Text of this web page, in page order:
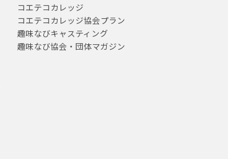
コエテコカレッジ
コエテコカレッジ協会プラン
趣味なびキャスティング
趣味なび協会・団体マガジン